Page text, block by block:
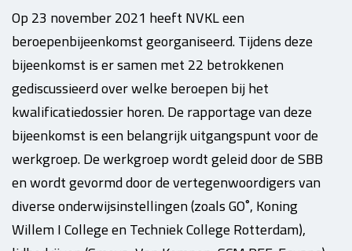
Op 23 november 2021 heeft NVKL een
beroepenbijeenkomst georganiseerd. Tijdens deze
bijeenkomst is er samen met 22 betrokkenen
gediscussieerd over welke beroepen bij het
kwalificatiedossier horen. De rapportage van deze
bijeenkomst is een belangrijk uitgangspunt voor de
werkgroep. De werkgroep wordt geleid door de SBB
en wordt gevormd door de vertegenwoordigers van
diverse onderwijsinstellingen (zoals GO˚, Koning
Willem I College en Techniek College Rotterdam),